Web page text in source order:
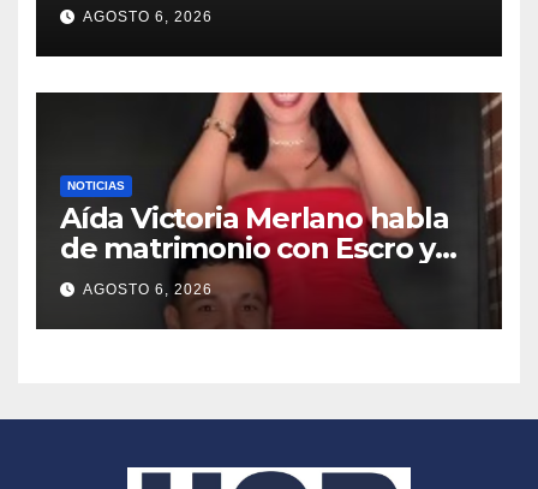
AGOSTO 6, 2026
NOTICIAS
Aída Victoria Merlano habla
de matrimonio con Escro y
revela sus planes de formar
una familia
AGOSTO 6, 2026